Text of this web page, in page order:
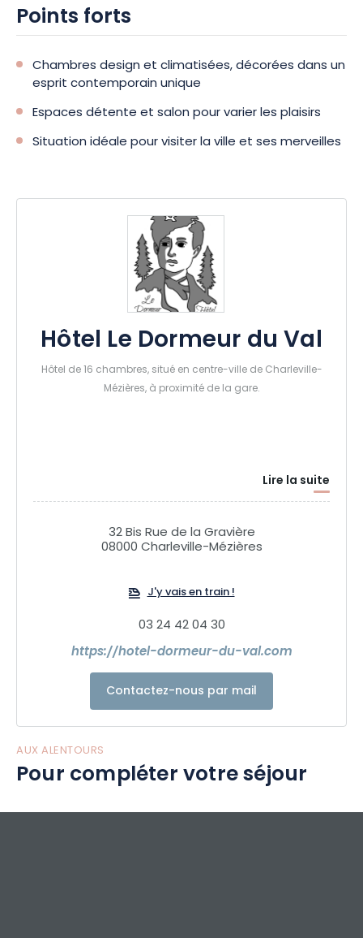
Points forts
Chambres design et climatisées, décorées dans un
esprit contemporain unique
Espaces détente et salon pour varier les plaisirs
Situation idéale pour visiter la ville et ses merveilles
Hôtel Le Dormeur du Val
Hôtel de 16 chambres, situé en centre-ville de Charleville-
Mézières, à proximité de la gare.
Lire la suite
32 Bis Rue de la Gravière
08000 Charleville-Mézières
J'y vais en train !
03 24 42 04 30
https://hotel-dormeur-du-val.com
Contactez-nous par mail
AUX ALENTOURS
Pour compléter votre séjour